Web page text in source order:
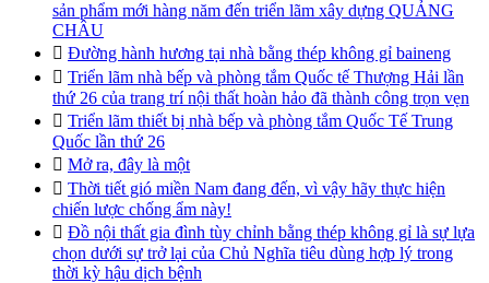
sản phẩm mới hàng năm đến triển lãm xây dựng QUẢNG
CHÂU
 Đường hành hương tại nhà bằng thép không gỉ baineng
 Triển lãm nhà bếp và phòng tắm Quốc tế Thượng Hải lần
thứ 26 của trang trí nội thất hoàn hảo đã thành công trọn vẹn
 Triển lãm thiết bị nhà bếp và phòng tắm Quốc Tế Trung
Quốc lần thứ 26
 Mở ra, đây là một
 Thời tiết gió miền Nam đang đến, vì vậy hãy thực hiện
chiến lược chống ẩm này!
 Đồ nội thất gia đình tùy chỉnh bằng thép không gỉ là sự lựa
chọn dưới sự trở lại của Chủ Nghĩa tiêu dùng hợp lý trong
thời kỳ hậu dịch bệnh